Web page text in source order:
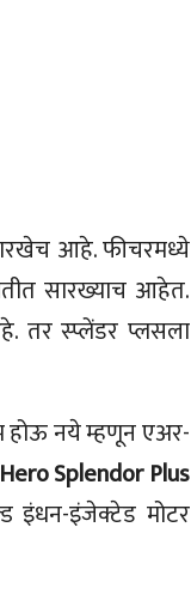
आहे. फीचरमध्ये
सारख्याच आहेत.
तर स्प्लेंडर प्लसला
होऊ नये म्हणून एअर-
Hero Splendor Plus
इंधन-इंजेक्टेड मोटर